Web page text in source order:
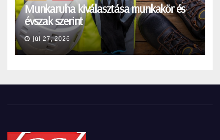
Munkaruha kiválasztása munkakör és
évszak szerint
júl 27, 2026